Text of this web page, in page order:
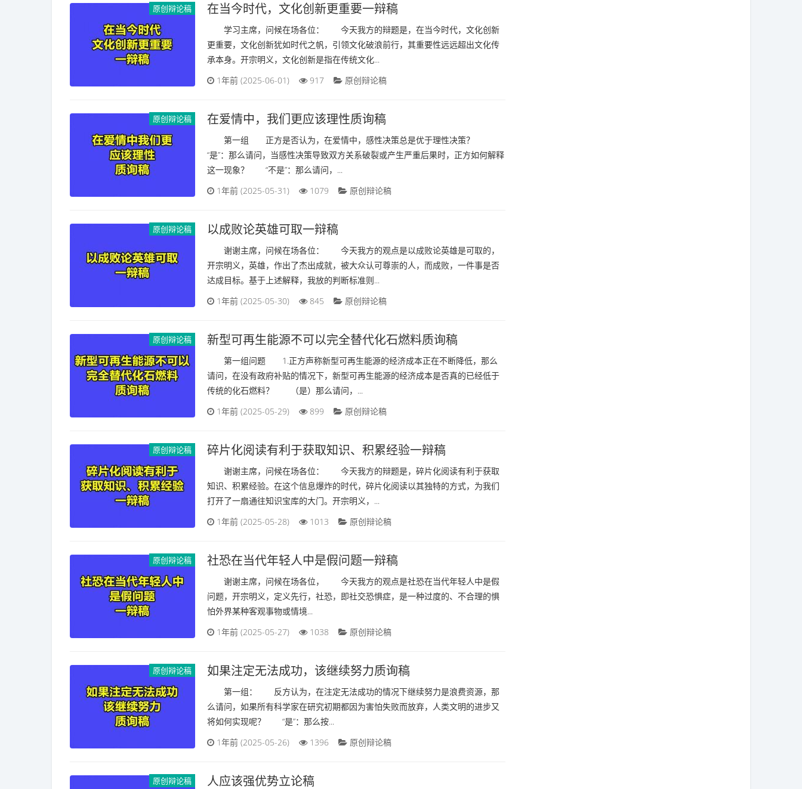
原创辩论稿 在当今时代，文化创新更重要一辩稿
学习主席，问候在场各位： 今天我方的辩题是，在当今时代，文化创新
更重要，文化创新犹如时代之帆，引领文化破浪前行，其重要性远远超出文化传
承本身。开宗明义，文化创新是指在传统文化...
1年前 (2025-06-01)
917 原创辩论稿
原创辩论稿 在爱情中，我们更应该理性质询稿
‌第一组‌ 正方是否认为，在爱情中，感性决策总是优于理性决策？
“是”：那么请问，当感性决策导致双方关系破裂或产生严重后果时，正方如何解释
这一现象？ “不是”：那么请问，...
1年前 (2025-05-31)
1079 原创辩论稿
原创辩论稿 以成败论英雄可取一辩稿
谢谢主席，问候在场各位： 今天我方的观点是以成败论英雄是可取的，
开宗明义，英雄，作出了杰出成就，被大众认可尊崇的人，而成败，一件事是否
达成目标。基于上述解释，我放的判断标准则...
1年前 (2025-05-30)
845 原创辩论稿
原创辩论稿 新型可再生能源不可以完全替代化石燃料质询稿
‌第一组问题 1.正方声称新型可再生能源的经济成本正在不断降低，那么
请问，在没有政府补贴的情况下，新型可再生能源的经济成本是否真的已经低于
传统的化石燃料？ （是）那么请问，...
1年前 (2025-05-29)
899 原创辩论稿
原创辩论稿 碎片化阅读有利于获取知识、积累经验一辩稿
谢谢主席，问候在场各位： 今天我方的辩题是，碎片化阅读有利于获取
知识、积累经验。在这个信息爆炸的时代，碎片化阅读以其独特的方式，为我们
打开了一扇通往知识宝库的大门。开宗明义，...
1年前 (2025-05-28)
1013 原创辩论稿
原创辩论稿 ‌‌社恐在当代年轻人中是假问题一辩稿
谢谢主席，问候在场各位， 今天我方的观点是社恐在当代年轻人中是假
问题，‌‌开宗明义，‌定义先行‌，‌社恐，‌即社交恐惧症，‌是一种过度的、‌不合理的惧
怕外界某种客观事物或情境...
1年前 (2025-05-27)
1038 原创辩论稿
原创辩论稿 如果注定无法成功，该继续努力质询稿
‌第一组‌： 反方认为，在注定无法成功的情况下继续努力是浪费资源，那
么请问，如果所有科学家在研究初期都因为害怕失败而放弃，人类文明的进步又
将如何实现呢？ ‌“是”‌：那么按...
1年前 (2025-05-26)
1396 原创辩论稿
原创辩论稿 人应该强优势立论稿